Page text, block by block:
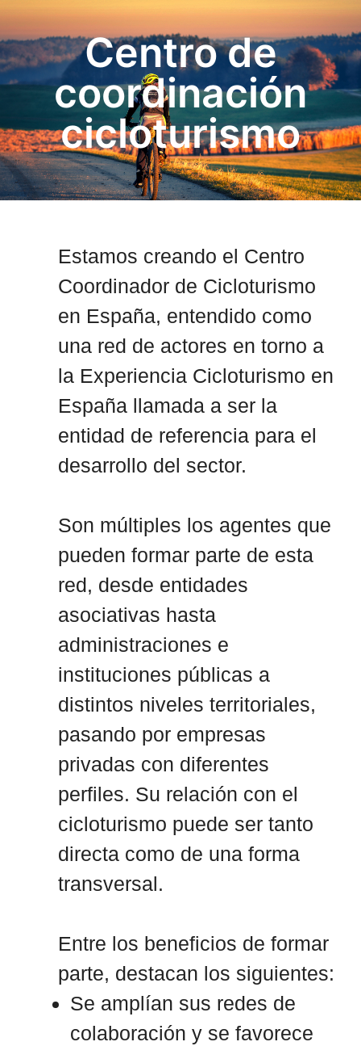
Centro de
coordinación
cicloturismo
Estamos creando el Centro
Coordinador de Cicloturismo
en España, entendido como
una red de actores en torno a
la Experiencia Cicloturismo en
España llamada a ser la
entidad de referencia para el
desarrollo del sector.
Son múltiples los agentes que
pueden formar parte de esta
red, desde entidades
asociativas hasta
administraciones e
instituciones públicas a
distintos niveles territoriales,
pasando por empresas
privadas con diferentes
perfiles. Su relación con el
cicloturismo puede ser tanto
directa como de una forma
transversal.
Entre los beneficios de formar
parte, destacan los siguientes:
Se amplían sus redes de
colaboración y se favorece